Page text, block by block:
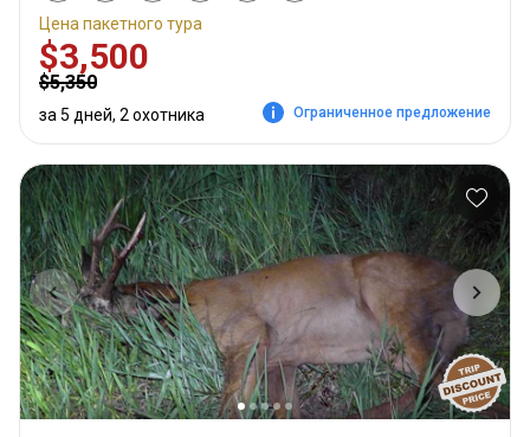
Цена пакетного тура
$3,500
$5,350
за 5 дней, 2 охотника Ограниченное предложение